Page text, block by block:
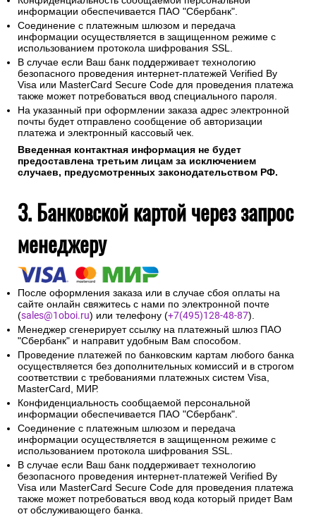
информации обеспечивается ПАО "Сбербанк".
Соединение с платежным шлюзом и передача
информации осуществляется в защищенном режиме с
использованием протокола шифрования SSL.
В случае если Ваш банк поддерживает технологию
безопасного проведения интернет-платежей Verified By
Visa или MasterCard Secure Code для проведения платежа
также может потребоваться ввод специального пароля.
На указанный при оформлении заказа адрес электронной
почты будет отправлено сообщение об авторизации
платежа и электронный кассовый чек.
Введенная контактная информация не будет
предоставлена третьим лицам за исключением
случаев, предусмотренных законодательством РФ.
3. Банковской картой через запрос
менеджеру
После оформления заказа или в случае сбоя оплаты на
сайте онлайн свяжитесь с нами по электронной почте
(sales@1oboi.ru) или телефону (+7(495)128-48-87).
Менеджер сгенерирует ссылку на платежный шлюз ПАО
"Сбербанк" и направит удобным Вам способом.
Проведение платежей по банковским картам любого банка
осуществляется без дополнительных комиссий и в строгом
соответствии с требованиями платежных систем Visa,
MasterCard, МИР.
Конфиденциальность сообщаемой персональной
информации обеспечивается ПАО "Сбербанк".
Соединение с платежным шлюзом и передача
информации осуществляется в защищенном режиме с
использованием протокола шифрования SSL.
В случае если Ваш банк поддерживает технологию
безопасного проведения интернет-платежей Verified By
Visa или MasterCard Secure Code для проведения платежа
также может потребоваться ввод кода который придет Вам
от обслуживающего банка.